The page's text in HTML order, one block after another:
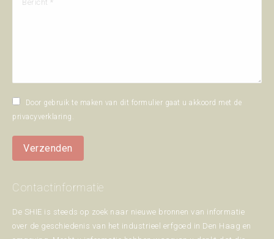
Door gebruik te maken van dit formulier gaat u akkoord met de
privacyverklaring .
Verzenden
Contactinformatie
De SHIE is steeds op zoek naar nieuwe bronnen van informatie
over de geschiedenis van het industrieel erfgoed in Den Haag en